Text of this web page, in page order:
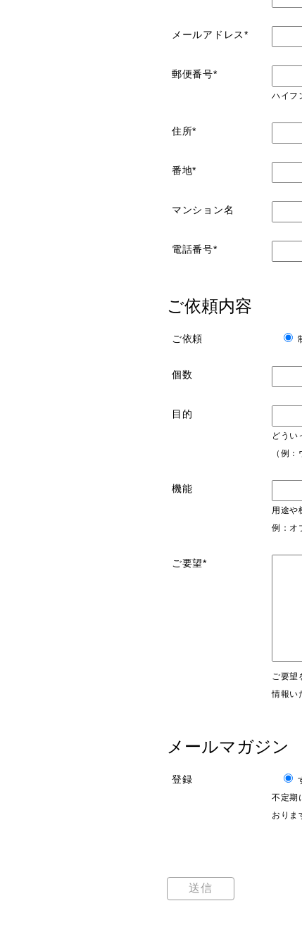
メールアドレス*
郵便番号*
ハイフ
住所*
番地*
マンション名
電話番号*
ご依頼内容
ご依頼
個数
目的
どうい
（例
機能
用途や
例：オ
ご要望*
ご要望
情報い
メールマガジン
登録
不定期
おりま